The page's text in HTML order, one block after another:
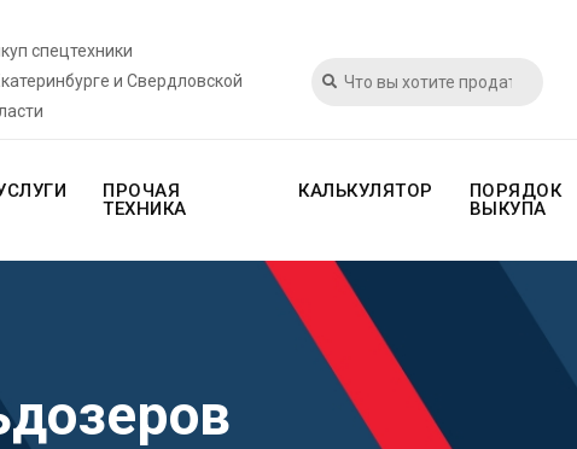
спецтехники
и Свердловской
ПРОЧАЯ
ТЕХНИКА
КАЛЬКУЛЯТОР
ПОРЯДОК
ВЫКУПА